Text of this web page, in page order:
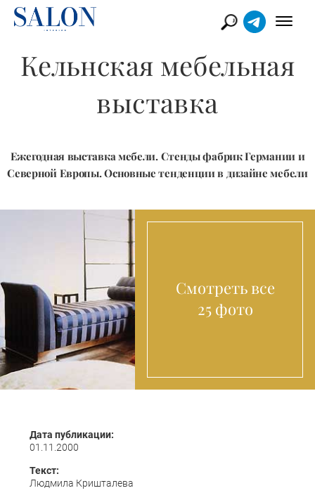
Кельнская мебельная
выставка
Ежегодная выставка мебели. Стенды фабрик Германии и
Северной Европы. Основные тенденции в дизайне мебели
Смотреть все
25 фото
Дата публикации:
01.11.2000
Текст:
Людмила Кришталева